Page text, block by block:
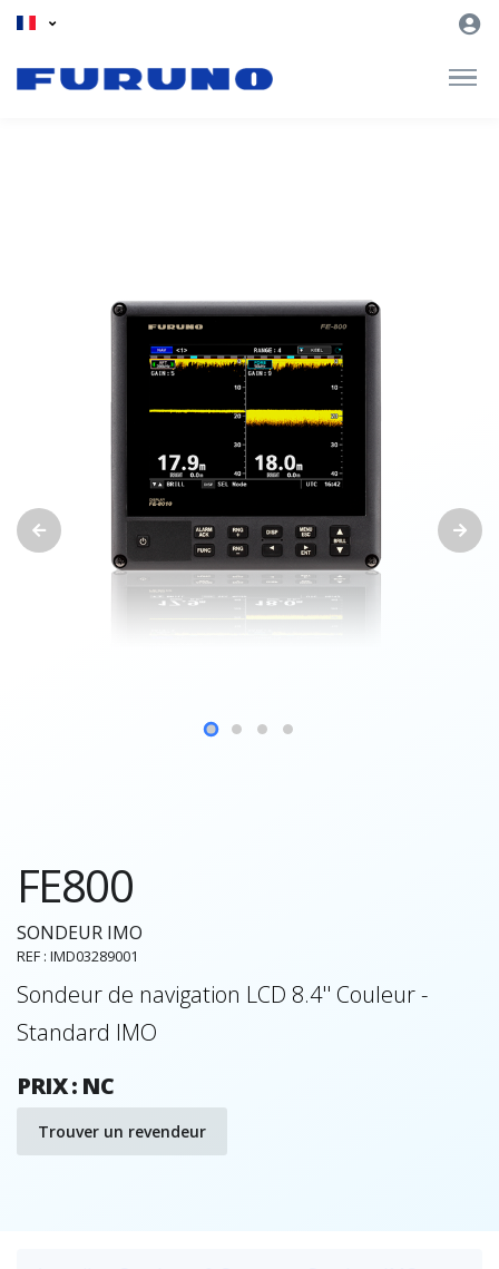
FE800
SONDEUR IMO
REF : IMD03289001
Sondeur de navigation LCD 8.4'' Couleur -
Standard IMO
PRIX : NC
Trouver un revendeur